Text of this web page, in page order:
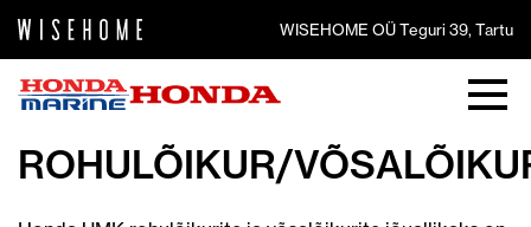
WISEHOME OÜ Teguri 39, Tartu
ROHULÕIKUR/